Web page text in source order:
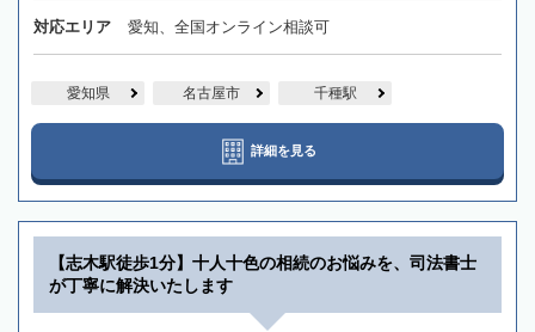
対応エリア 愛知、全国オンライン相談可
愛知県 名古屋市 千種駅
詳細を見る
【志木駅徒歩1分】十人十色の相続のお悩みを、司法書士
が丁寧に解決いたします